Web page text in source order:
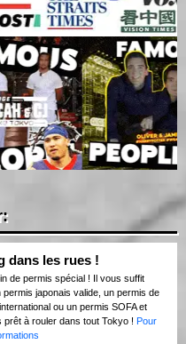
dans les rues !
de permis spécial ! Il vous suffit
permis japonais valide, un permis de
ou un permis SOFA et
prêt à rouler dans tout Tokyo ! Pour